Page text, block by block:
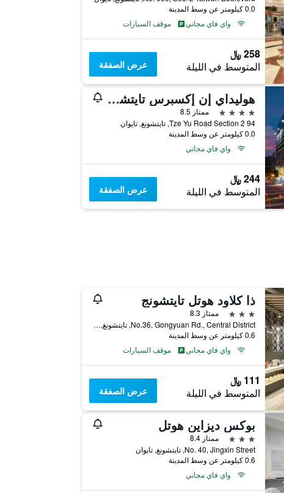
0.0 كيلومتر عن وسط المدينة
واي فاي مجاني
موقف السيارات
258 ﷼
المتوسط في الليلة عرض الصفقة
هوليداي إن إكسبرس تايتشونج بارك باي آيتش جي
4 نجوم
ممتاز 8.5
94 Tze Yu Road Section 2, تايتشونغ, تايوان
0.0 كيلومتر عن وسط المدينة
واي فاي مجاني
244 ﷼
المتوسط في الليلة عرض الصفقة
ذا كلاود هوتل تايتشونج
3 نجوم
ممتاز 8.3
No.36, Gongyuan Rd., Central District, تايتشونغ, تايوان
0.6 كيلومتر عن وسط المدينة
واي فاي مجاني
موقف السيارات
111 ﷼
المتوسط في الليلة عرض الصفقة
بوكس ديزاين هوتل
3 نجوم
ممتاز 8.4
No. 40, Jingxin Street, تايتشونغ, تايوان
0.6 كيلومتر عن وسط المدينة
واي فاي مجاني